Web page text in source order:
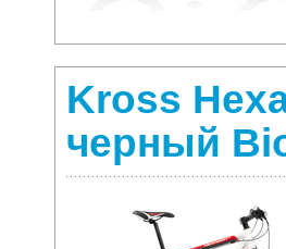
Kross
черный